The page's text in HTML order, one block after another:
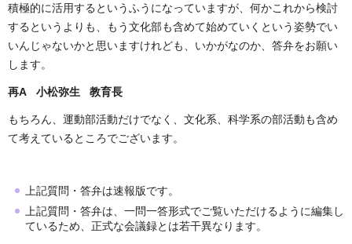
積極的に活用するというふうになっていますが、何かこれから検討
するというよりも、もう文化部も含めて始めていくという姿勢でい
いんじゃないかと思いますけれども、いかがなのか、答弁をお願い
します。
再A 小松弥生 教育長
もちろん、運動部活動だけでなく、文化系、科学系の部活動も含め
て考えているところでございます。
上記質問・答弁は速報版です。
上記質問・答弁は、一問一答形式でご覧いただけるように編集し
ているため、正式な会議録とは若干異なります。